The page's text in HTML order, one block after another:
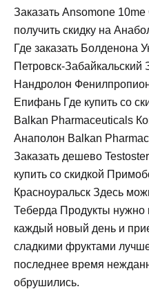
Заказать Ansomone
получить скидку на
Где заказать Болденона
Петровск-Забайкальский
Нандролон
Епифань Где купить со
Balkan Pharmaceuticals
Анаполон Balkan
Заказать дешево
купить со скидкой
Красноуральск Здесь
Теберда Продукты нужно
каждый новый день и
сладкими фруктами
последнее время
обрушились.